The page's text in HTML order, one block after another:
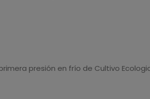
presión en frío de Cultivo